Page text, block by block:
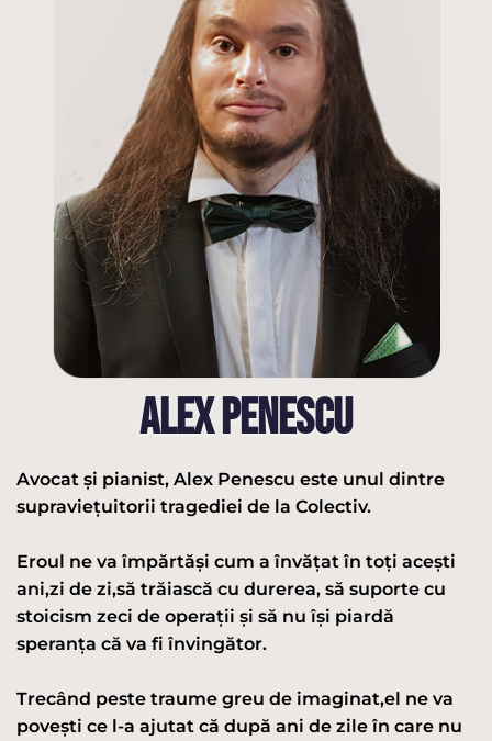
ALEX PENESCU
Avocat și pianist, Alex Penescu este unul dintre
supraviețuitorii tragediei de la Colectiv.
Eroul ne va împărtăși cum a învățat în toți acești
ani,zi de zi,să trăiască cu durerea, să suporte cu
stoicism zeci de operații și să nu își piardă
speranța că va fi învingător.
Trecând peste traume greu de imaginat,el ne va
povești ce l-a ajutat că după ani de zile în care nu